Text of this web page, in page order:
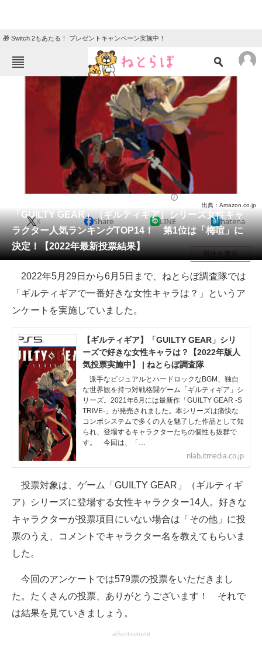
🎁 Switch 2もあたる！ プレゼントキャンペーン実施中！
ねとらぼメニュー
ニュース
クイズ
地域
教育・育児
リサーチ
会員記事
メディア
注目記事を集めた総合ページ
ITの今と未来を見通す
スマホと通信の最新トレンド
進化するPCとデバイスの未来
好きが集まる 比べて選べる
ビジネスと働き方のヒント
AI活用のいまが分かる
企業ITのトレンドを詳説
マーケ×ITの今がよく分かる
ITエンジニア向け専門サイト
企業向けIT製品の総合サイト
製造業のIT導入・活用を支援
モノづくり技術者専門サイト
「GUILTY GEAR」（ギルティギア）シリーズ女性キャ
ラクター人気ランキングTOP14！ 第1位は「梅喧」に
決定！【2022年最新投票結果】
出典：Amazon.co.jp
X Share LINE hatena
目次を表示
2022年5月29日から6月5日まで、ねとらぼ調査隊では
「ギルティギアで一番好きな女性キャラは？」というア
ンケートを実施していました。
【ギルティギア】「GUILTY GEAR」シリ
ーズで好きな女性キャラは？【2022年版人
気投票実施中】 | ねとらぼ調査隊
派手なビジュアルとハードロックなBGM、独自
な世界観を持つ対戦格闘ゲーム「ギルティギア」シ
リーズ。2021年6月には最新作「GUILTY GEAR -S
TRIVE-」が発売されました。本シリーズは痛快な
コンボシステムで多くの人を魅了した作品として知
られ、登場するキャラクターたちの個性も抜群で
す。 今回は、「…
nlab.itmedia.co.jp
投票対象は、ゲーム「GUILTY GEAR」（ギルティギ
ア）シリーズに登場する女性キャラクター14人。好きな
キャラクターが投票項目にいない場合は「その他」に投
票のうえ、コメントでキャラクター名を教えてもらいま
した。
今回のアンケートでは579票の投票をいただきまし
た。たくさんの投票、ありがとうございます！ それで
は結果を見ていきましょう。
advertisement